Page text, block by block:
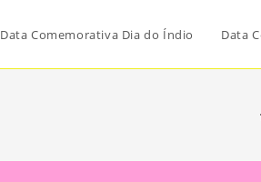
Data Comemorativa Dia do Índio Data